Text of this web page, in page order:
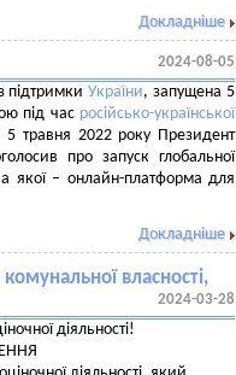
Докладніше
2024-08-05
з підтримкиУкраїни, запущена 5
під час російсько-української
травня 2022 року Президент
про запуск глобальної
якої – онлайн-платформа для
Докладніше
власності,
2024-03-28
діяльності!